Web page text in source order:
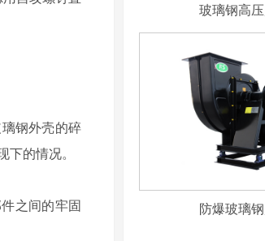
钢外壳的碎
的情况。
之间的牢固
玻璃钢高
防爆玻璃